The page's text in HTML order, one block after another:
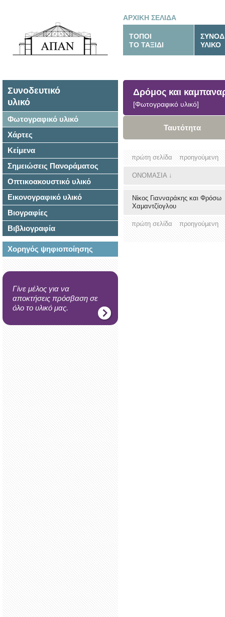
ΑΡΧΙΚΗ ΣΕΛΙΔΑ
ΤΟΠΟΙ
ΤΟ ΤΑΞΙΔΙ
ΥΛΙΚΟ
Συνοδευτικό
υλικό
Φωτογραφικό υλικό
Χάρτες
Κείμενα
Σημειώσεις Πανοράματος
Οπτικοακουστικό υλικό
Εικονογραφικό υλικό
Βιογραφίες
Βιβλιογραφία
Χορηγός ψηφιοποίησης
Γίνε μέλος για να
αποκτήσεις πρόσβαση σε
όλο το υλικό μας.
Δρόμος και
[Φωτογραφικό υλικό]
Ταυτότητα
πρώτη σελίδα προηγούμενη
ΟΝΟΜΑΣΙΑ↓
Νίκος Γιανναράκης και Φρόσω
Χαμαντζίογλου
πρώτη σελίδα προηγούμενη